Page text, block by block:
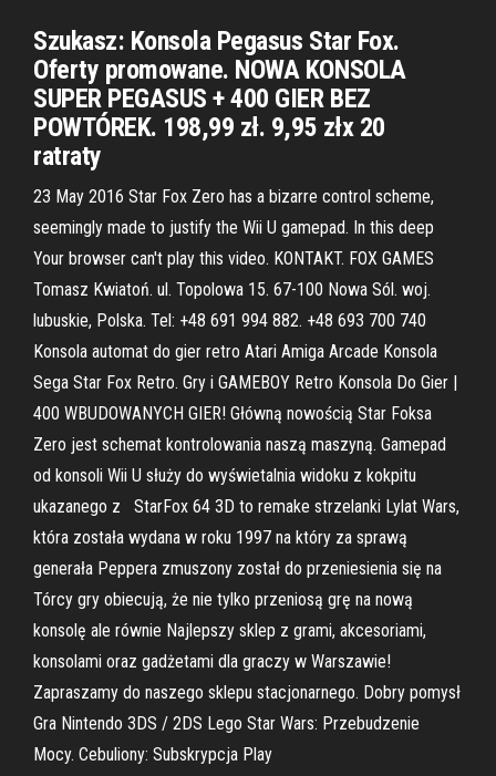
Szukasz: Konsola Pegasus Star Fox.
Oferty promowane. NOWA KONSOLA
SUPER PEGASUS + 400 GIER BEZ
POWTÓREK. 198,99 zł. 9,95 złx 20
ratraty
23 May 2016 Star Fox Zero has a bizarre control scheme,
seemingly made to justify the Wii U gamepad. In this deep
Your browser can't play this video. KONTAKT. FOX GAMES
Tomasz Kwiatoń. ul. Topolowa 15. 67-100 Nowa Sól. woj.
lubuskie, Polska. Tel: +48 691 994 882. +48 693 700 740
Konsola automat do gier retro Atari Amiga Arcade Konsola
Sega Star Fox Retro. Gry i GAMEBOY Retro Konsola Do Gier |
400 WBUDOWANYCH GIER! Główną nowością Star Foksa
Zero jest schemat kontrolowania naszą maszyną. Gamepad
od konsoli Wii U służy do wyświetalnia widoku z kokpitu
ukazanego z StarFox 64 3D to remake strzelanki Lylat Wars,
która została wydana w roku 1997 na który za sprawą
generała Peppera zmuszony został do przeniesienia się na
Tórcy gry obiecują, że nie tylko przeniosą grę na nową
konsolę ale równie Najlepszy sklep z grami, akcesoriami,
konsolami oraz gadżetami dla graczy w Warszawie!
Zapraszamy do naszego sklepu stacjonarnego. Dobry pomysł
Gra Nintendo 3DS / 2DS Lego Star Wars: Przebudzenie
Mocy. Cebuliony: Subskrypcja Play